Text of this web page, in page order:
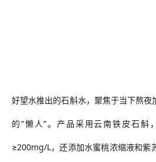
好望水推出的石斛水，聚焦于当下熬
的“懒人”。产品采用云南铁皮石斛
≥200mg/L，还添加水蜜桃浓缩液和紫